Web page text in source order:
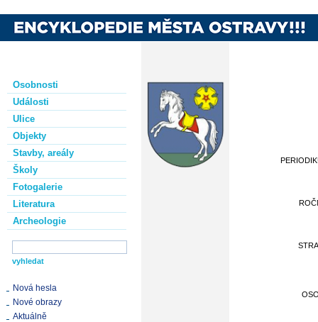
Osobnosti
Události
Ulice
Objekty
Stavby, areály
Školy
Fotogalerie
Literatura
Archeologie
Nová hesla
Nové obrazy
Aktuálně